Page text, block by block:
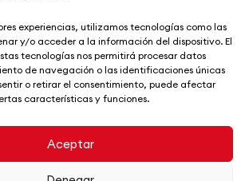
experiencias, utilizamos tecnologías como las
y/o acceder a la información del dispositivo. El
tecnologías nos permitirá procesar datos
de navegación o las identificaciones únicas
o retirar el consentimiento, puede afectar
características y funciones.
Aceptar